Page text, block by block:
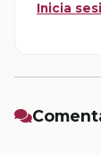
Inicia